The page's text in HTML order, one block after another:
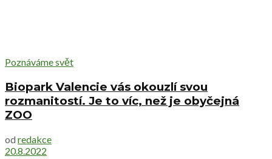
Poznáváme svět
Biopark Valencie vás okouzlí svou
rozmanitostí. Je to víc, než je obyčejná
ZOO
od redakce
20.8.2022